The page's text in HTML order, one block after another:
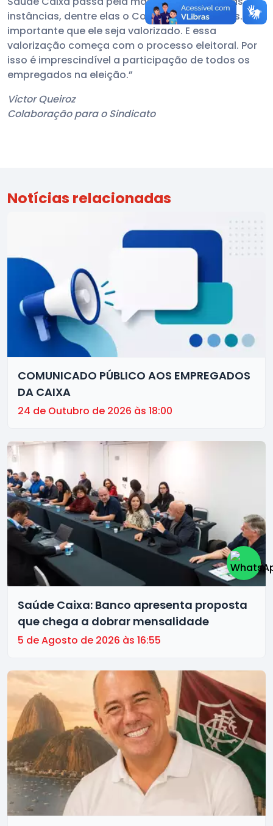
instâncias, dentre elas o Conselho de Usuários. É
importante que ele seja valorizado. E essa
valorização começa com o processo eleitoral. Por
isso é imprescindível a participação de todos os
empregados na eleição.”
Victor Queiroz
Colaboração para o Sindicato
Notícias relacionadas
COMUNICADO PÚBLICO AOS EMPREGADOS
DA CAIXA
24 de Outubro de 2026 às 18:00
Saúde Caixa: Banco apresenta proposta
que chega a dobrar mensalidade
5 de Agosto de 2026 às 16:55